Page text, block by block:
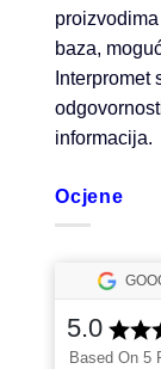
baza,
Interpromet
informacija.
Ocjene
5.0
Based On 5